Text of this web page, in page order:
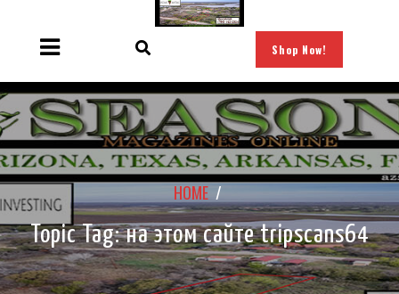
Shop Now!
HOME /
Topic Tag: на этом сайте tripscans64